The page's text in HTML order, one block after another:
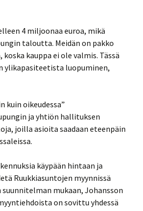
4 miljoonaa euroa, mikä
taloutta. Meidän on pakko
kauppa ei ole valmis. Tässä
ylikapasiteetista luopuminen,
kuin oikeudessa”
ja yhtiön hallituksen
joilla asioita saadaan eteenpäin
käypään hintaan ja
Ruukkiasuntojen myynnissä
mukaan, Johansson
on sovittu yhdessä